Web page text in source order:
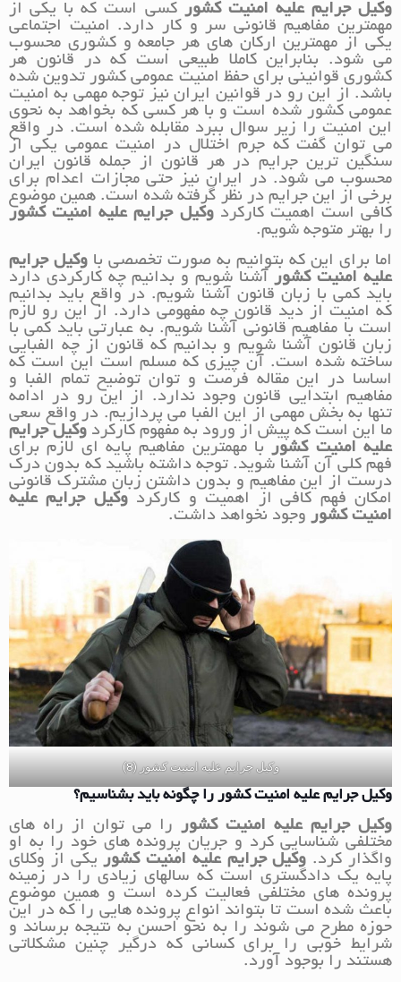
وکیل جرایم علیه امنیت کشور کسی است که با یکی از
مهمترین مفاهیم قانونی سر و کار دارد. امنیت اجتماعی
یکی از مهمترین ارکان های هر جامعه و کشوری محسوب
می شود. بنابراین کاملا طبیعی است که در قانون هر
کشوری قوانینی برای حفظ امنیت عمومی کشور تدوین شده
باشد. از این رو در قوانین ایران نیز توجه مهمی به امنیت
عمومی کشور شده است و با هر کسی که بخواهد به نحوی
این امنیت را زیر سوال ببرد مقابله شده است. در واقع
می توان گفت که جرم اختلال در امنیت عمومی یکی از
سنگین ترین جرایم در هر قانون از جمله قانون ایران
محسوب می شود. در ایران نیز حتی مجازات اعدام برای
برخی از این جرایم در نظر گرفته شده است. همین موضوع
کافی است اهمیت کارکردوکیل جرایم علیه امنیت کشور
را بهتر متوجه شویم.
اما برای این که بتوانیم به صورت تخصصی با وکیل جرایم
علیه امنیت کشورآشنا شویم و بدانیم چه کارکردی دارد
باید کمی با زبان قانون آشنا شویم. در واقع باید بدانیم
که امنیت از دید قانون چه مفهومی دارد. از این رو لازم
است با مفاهیم قانونی آشنا شویم. به عبارتی باید کمی با
زبان قانون آشنا شویم و بدانیم که قانون از چه الفبایی
ساخته شده است. آن چیزی که مسلم است این است که
اساسا در این مقاله فرصت و توان توضیح تمام الفبا و
مفاهیم ابتدایی قانون وجود ندارد. از این رو در ادامه
تنها به بخش مهمی از این الفبا می پردازیم. در واقع سعی
ما این است که پیش از ورود به مفهوم کارکرد وکیل جرایم
علیه امنیت کشوربا مهمترین مفاهیم پایه ای لازم برای
فهم کلی آن آشنا شوید. توجه داشته باشید که بدون درک
درست از این مفاهیم و بدون داشتن زبان مشترک قانونی
امکان فهم کافی از اهمیت و کارکردوکیل جرایم علیه
امنیت کشور وجود نخواهد داشت.
وکیل جرایم علیه امنیت کشور (8)
وکیل جرایم علیه امنیت کشور را چگونه باید بشناسیم؟
وکیل جرایم علیه امنیت کشور
را می توان از راه های
مختلفی شناسایی کرد و جریان پرونده های خود را به او
واگذار کرد. وکیل جرایم علیه امنیت کشور یکی از وکلای
پایه یک دادگستری است که سالهای زیادی را در زمینه
پرونده های مختلفی فعالیت کرده است و همین موضوع
باعث شده است تا بتواند انواع پرونده هایی را که در این
حوزه مطرح می شوند را به نحو احسن به نتیجه برساند و
شرایط خوبی را برای کسانی که درگیر چنین مشکلاتی
هستند را بوجود آورد.